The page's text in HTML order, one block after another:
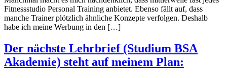
Fitnessstudio Personal Training anbietet. Ebenso fällt auf, dass
manche Trainer plötzlich ähnliche Konzepte verfolgen. Deshalb
habe ich meine Werbung in den […]
Der nächste Lehrbrief (Studium BSA
Akademie) steht auf meinem Plan: